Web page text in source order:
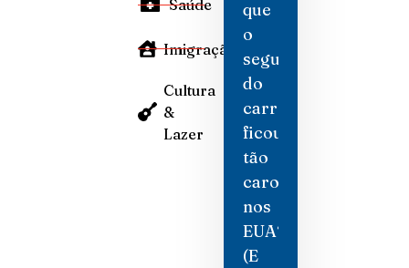
Saúde
Imigração
Cultura
&
Lazer
que
o
seguro
do
carro
ficou
tão
caro
nos
EUA?
(E